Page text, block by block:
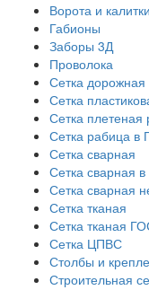
Ворота и калитки
Габионы
Заборы 3Д
Проволока
Сетка дорожная
Сетка
Сетка плетеная
Сетка рабица в
Сетка сварная
Сетка сварная
Сетка сварная
Сетка тканая
Сетка тканая
Сетка ЦПВС
Столбы и
Строительная